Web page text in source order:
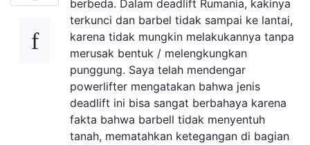
berbeda. Dalam deadlift Rumania, kakinya
terkunci dan barbel tidak sampai ke lantai,
karena tidak mungkin melakukannya tanpa
merusak bentuk / melengkungkan
punggung. Saya telah mendengar
powerlifter mengatakan bahwa jenis
deadlift ini bisa sangat berbahaya karena
fakta bahwa barbell tidak menyentuh
tanah, mematahkan ketegangan di bagian